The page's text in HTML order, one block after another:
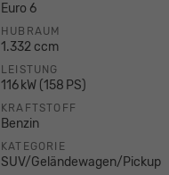
Euro 6
HUBRAUM
1.332 ccm
LEISTUNG
116 kW (158 PS)
KRAFTSTOFF
Benzin
KATEGORIE
SUV/Geländewagen/Pickup